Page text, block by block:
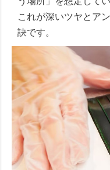
これが深いツヤとア
訣です。